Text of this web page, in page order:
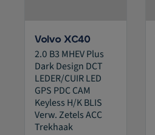
Volvo XC40
2.0 B3 MHEV Plus
Dark Design DCT
LEDER/CUIR LED
GPS PDC CAM
Keyless H/K BLIS
Verw. Zetels ACC
Trekhaak